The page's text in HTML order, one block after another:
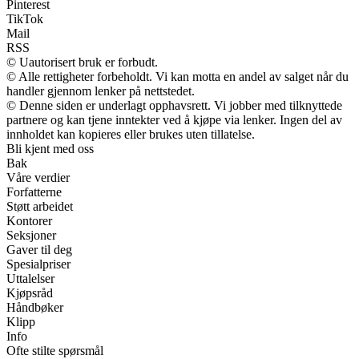
Pinterest
TikTok
Mail
RSS
© Uautorisert bruk er forbudt.
© Alle rettigheter forbeholdt. Vi kan motta en andel av salget når du
handler gjennom lenker på nettstedet.
© Denne siden er underlagt opphavsrett. Vi jobber med tilknyttede
partnere og kan tjene inntekter ved å kjøpe via lenker. Ingen del av
innholdet kan kopieres eller brukes uten tillatelse.
Bli kjent med oss
Bak
Våre verdier
Forfatterne
Støtt arbeidet
Kontorer
Seksjoner
Gaver til deg
Spesialpriser
Uttalelser
Kjøpsråd
Håndbøker
Klipp
Info
Ofte stilte spørsmål